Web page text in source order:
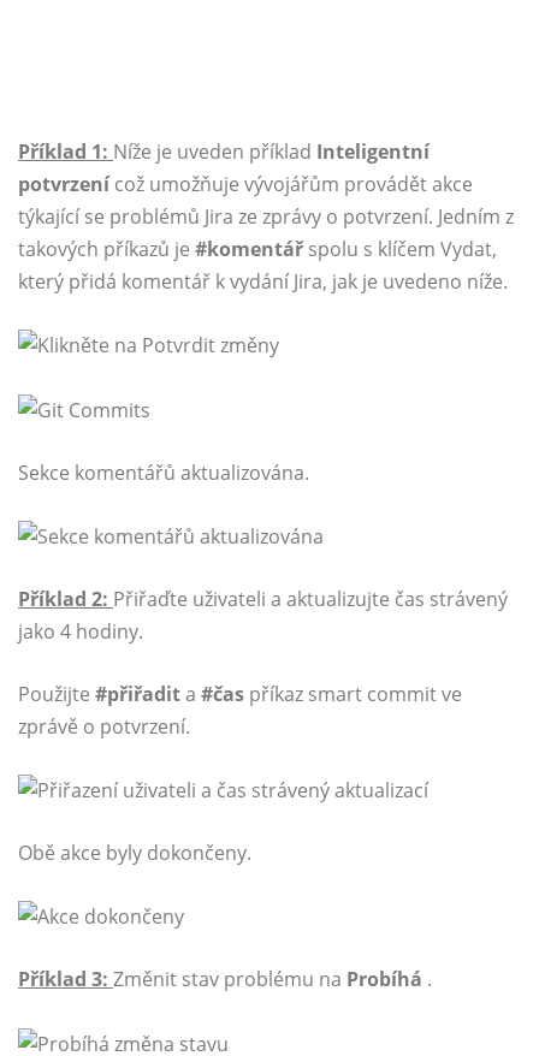
Příklad 1: Níže je uveden příklad Inteligentní
potvrzenícož umožňuje vývojářům provádět akce
týkající se problémů Jira ze zprávy o potvrzení. Jedním z
takových příkazů je #komentářspolu s klíčem Vydat,
který přidá komentář k vydání Jira, jak je uvedeno níže.
Sekce komentářů aktualizována.
Příklad 2: Přiřaďte uživateli a aktualizujte čas strávený
jako 4 hodiny.
Použijte #přiřadita #čas příkaz smart commit ve
zprávě o potvrzení.
Obě akce byly dokončeny.
Příklad 3: Změnit stav problému na Probíhá .